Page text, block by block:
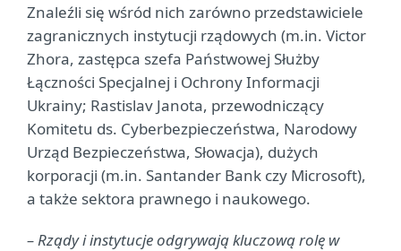
Znaleźli się wśród nich zarówno przedstawiciele
zagranicznych instytucji rządowych (m.in. Victor
Zhora, zastępca szefa Państwowej Służby
Łączności Specjalnej i Ochrony Informacji
Ukrainy; Rastislav Janota, przewodniczący
Komitetu ds. Cyberbezpieczeństwa, Narodowy
Urząd Bezpieczeństwa, Słowacja), dużych
korporacji (m.in. Santander Bank czy Microsoft),
a także sektora prawnego i naukowego.
– Rządy i instytucje odgrywają kluczową rolę w